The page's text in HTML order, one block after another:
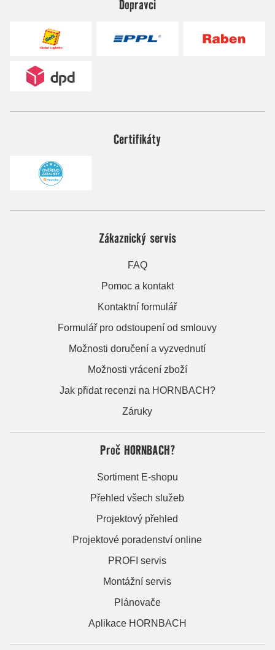
Dopravci
Certifikáty
Zákaznický servis
FAQ
Pomoc a kontakt
Kontaktní formulář
Formulář pro odstoupení od smlouvy
Možnosti doručení a vyzvednutí
Možnosti vrácení zboží
Jak přidat recenzi na HORNBACH?
Záruky
Proč HORNBACH?
Sortiment E-shopu
Přehled všech služeb
Projektový přehled
Projektové poradenství online
PROFI servis
Montážní servis
Plánovače
Aplikace HORNBACH